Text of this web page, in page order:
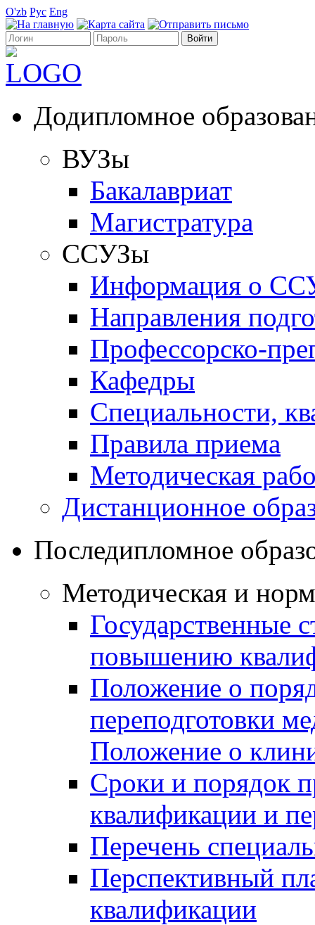
O'zb Рус Eng
Додипломное
ВУЗы
Бакалавриат
Магистратура
ССУЗы
Информация о
Направления
Профессорско-
Кафедры
Специальности,
Правила приема
Методическая
Дистанционное
Последипломное
Методическая и
Государственные
повышению
Положение о
переподготовки
Положение о
Сроки и порядок
квалификации и
Перечень
Перспективный
квалификации